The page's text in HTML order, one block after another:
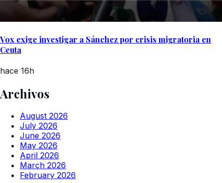
Vox exige investigar a Sánchez por crisis migratoria en
Ceuta
hace 16h
Archivos
August 2026
July 2026
June 2026
May 2026
April 2026
March 2026
February 2026